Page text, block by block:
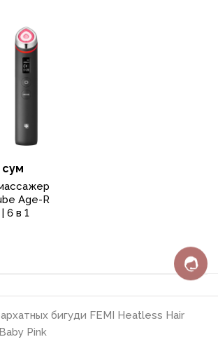
Age-R
6 в 1
бигуди FEMI Heatless Hair
Pink
конфиденциальности
соглашение